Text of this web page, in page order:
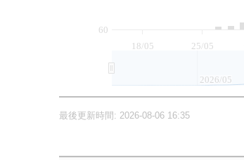
18/05 25/05
60
2026/05
最後更新時間: 2026-08-06 16:35